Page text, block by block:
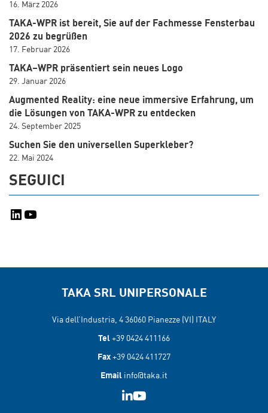
16. März 2026
TAKA-WPR ist bereit, Sie auf der Fachmesse Fensterbau
2026 zu begrüßen
17. Februar 2026
TAKA–WPR präsentiert sein neues Logo
29. Januar 2026
Augmented Reality: eine neue immersive Erfahrung, um
die Lösungen von TAKA-WPR zu entdecken
24. September 2025
Suchen Sie den universellen Superkleber?
22. Mai 2024
SEGUICI
LinkedIn
YouTube
TAKA SRL UNIPERSONALE
Via dell’Industria, 4 36060 Pianezze (VI) ITALY
Tel +39 0424 411166
Fax +39 0424 411727
Email info@taka.it